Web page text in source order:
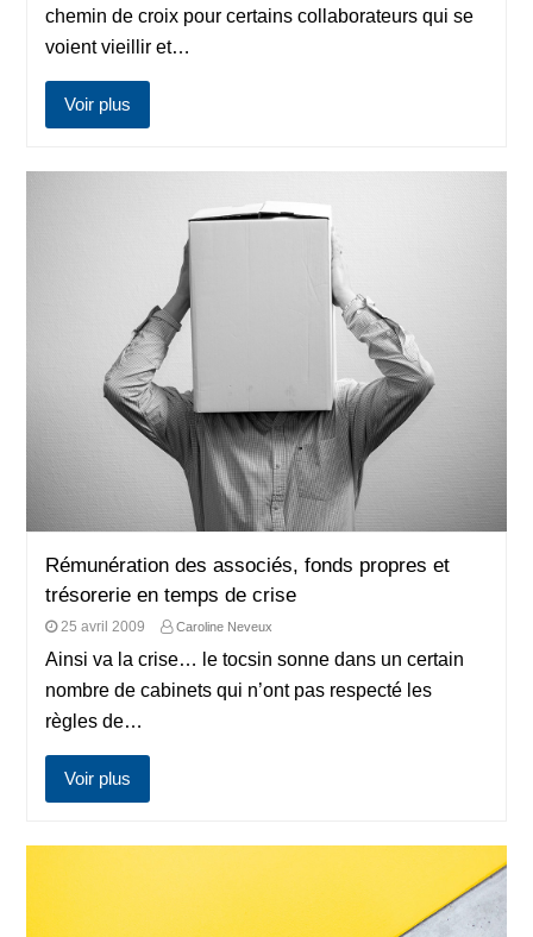
chemin de croix pour certains collaborateurs qui se
voient vieillir et…
Voir plus
Rémunération des associés, fonds propres et
trésorerie en temps de crise
25 avril 2009 Caroline Neveux
Ainsi va la crise… le tocsin sonne dans un certain
nombre de cabinets qui n’ont pas respecté les
règles de…
Voir plus